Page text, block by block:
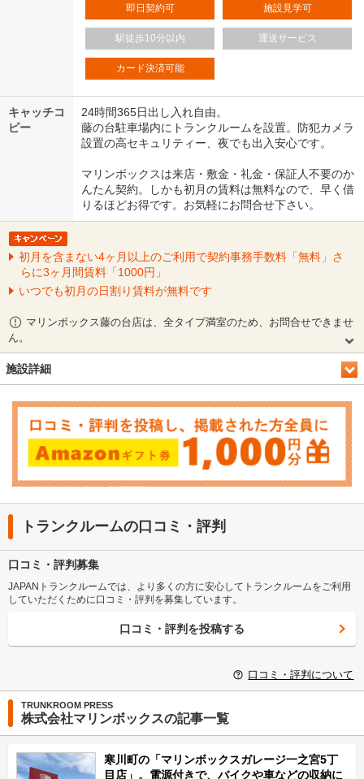
即日契約可 施設見学可
駅徒歩10分以内 運送サービス
カード決済可能
キャッチコ
ピー
24時間365日出し入れ自由。
藤の台駐車場内にトランクルームを設置。防犯カメラ
設置の高セキュリティー、夜でも出入安心です。
マリンボックスは来店・敷金・礼金・保証人不要のか
んたん契約。しかも初月の賃料は無料なので、早く借
りるほどお得です。お気軽にお問合せ下さい。
初月を含まない4ヶ月以上のご利用で契約事務手数料「無料」さ
らに3ヶ月間賃料「1000円」
いつでも初月の日割り賃料が無料です
マリンボックス藤の台店は、全タイプ満室のため、お問合せできませ
ん。
施設詳細
トランクルームの口コミ・評判
口コミ・評判募集
JAPANトランクルームでは、より多くの方に安心してトランクルームをご利用
していただくために口コミ・評判を募集しています。
口コミ・評判を投稿する
口コミ・評判について
TRUNKROOM PRESS
株式会社マリンボックスの記事一覧
寒川町の「マリンボックスガレージ一之宮5丁
目店」。電源付きで、バイクや車などの収納に